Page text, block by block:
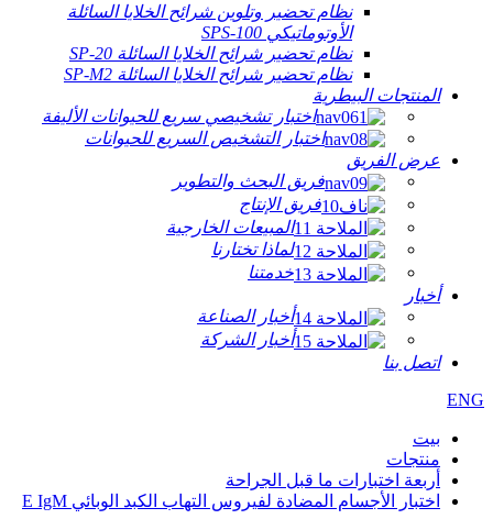
نظام تحضير وتلوين شرائح الخلايا السائلة
الأوتوماتيكي SPS-100
نظام تحضير شرائح الخلايا السائلة SP-20
نظام تحضير شرائح الخلايا السائلة SP-M2
المنتجات البيطرية
اختبار تشخيصي سريع للحيوانات الأليفة
اختبار التشخيص السريع للحيوانات
عرض الفريق
فريق البحث والتطوير
فريق الإنتاج
المبيعات الخارجية
لماذا تختارنا
خدمتنا
أخبار
أخبار الصناعة
أخبار الشركة
اتصل بنا
ENG
بيت
منتجات
أربعة اختبارات ما قبل الجراحة
اختبار الأجسام المضادة لفيروس التهاب الكبد الوبائي E IgM